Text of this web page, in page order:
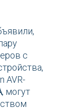
с
AVR-
, могут